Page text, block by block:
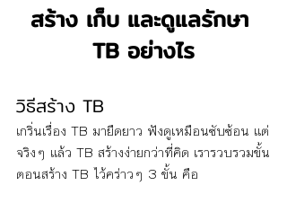
สร้าง เก็บ และดูแลรักษา
TB อย่างไร
วิธีสร้าง TB
เกริ่นเรื่อง TB มายืดยาว ฟังดูเหมือนซับซ้อน แต่
จริงๆ แล้ว TB สร้างง่ายกว่าที่คิด เรารวบรวมขั้น
ตอนสร้าง TB ไว้คร่าวๆ 3 ขั้น คือ